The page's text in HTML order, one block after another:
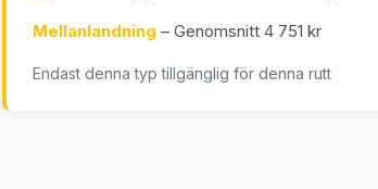
Mellanlandning – Genomsnitt 4 751 kr
Endast denna typ tillgänglig för denna rutt